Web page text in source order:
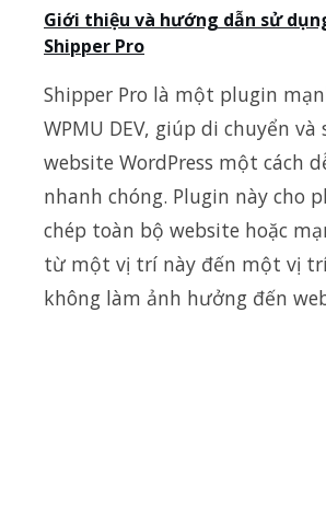
Giới thiệu và hướng dẫn sử
Shipper Pro
Shipper Pro là một plugin
WPMU DEV, giúp di chuyển và
website WordPress một cách
nhanh chóng. Plugin này cho
chép toàn bộ website hoặc
từ một vị trí này đến một vị
không làm ảnh hưởng đến